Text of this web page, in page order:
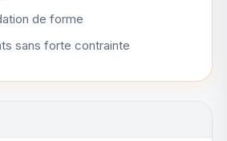
de forme
sans forte contrainte